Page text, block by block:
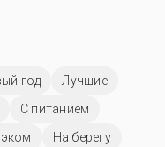
год
Лучшие
С питанием
На берегу